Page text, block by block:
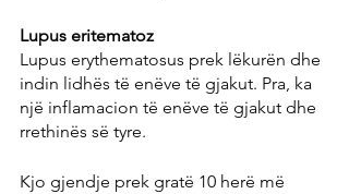
Lupus eritematoz
Lupus erythematosus prek lëkurën dhe
indin lidhës të enëve të gjakut. Pra, ka
një inflamacion të enëve të gjakut dhe
rrethinës së tyre.
Kjo gjendje prek gratë 10 herë më